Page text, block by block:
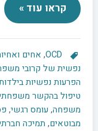
קראו עוד »
OCD
, אחים
נפשית של קרובי
הפרעות נפשיות
טיפול בהקשר
משפחה, עומס רגשי,
מבוטאים, תמיכה